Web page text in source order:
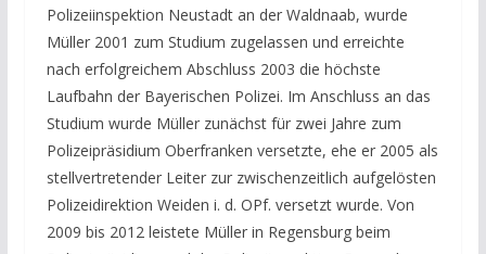
Polizeiinspektion Neustadt an der Waldnaab, wurde
Müller 2001 zum Studium zugelassen und erreichte
nach erfolgreichem Abschluss 2003 die höchste
Laufbahn der Bayerischen Polizei. Im Anschluss an das
Studium wurde Müller zunächst für zwei Jahre zum
Polizeipräsidium Oberfranken versetzte, ehe er 2005 als
stellvertretender Leiter zur zwischenzeitlich aufgelösten
Polizeidirektion Weiden i. d. OPf. versetzt wurde. Von
2009 bis 2012 leistete Müller in Regensburg beim